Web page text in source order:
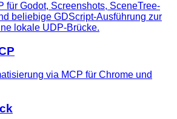
für Godot, Screenshots, SceneTree-
beliebige GDScript-Ausführung zur
lokale UDP-Brücke.
via MCP für Chrome und